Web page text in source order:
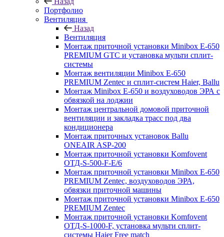
Портфолио
Вентиляция
Назад
Вентиляция
Монтаж приточной установки Minibox E-650
PREMIUM GTC и установка мульти сплит-
системы
Монтаж вентиляции Minibox E-650
PREMIUM Zentec и сплит-систем Haier, Ballu
Монтаж Minibox E-650 и воздуховодов ЭРА с
обвязкой на лоджии
Монтаж центральной домовой приточной
вентиляции и закладка трасс под два
кондиционера
Монтаж приточных установок Ballu
ONEAIR ASP-200
Монтаж приточной установки Komfovent
ОТД-S-500-F-E/6
Монтаж приточной установки Minibox E-650
PREMIUM Zentec, воздуховодов ЭРА,
обвязки приточной машины
Монтаж приточной установки Minibox E-650
PREMIUM Zentec
Монтаж приточной установки Komfovent
ОТД-S-1000-F, установка мульти сплит-
системы Haier Free match